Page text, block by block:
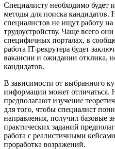
Специалисту необходимо будет
методы для поиска кандидатов.
специалистов не ищут работу
трудоустройству. Чаще всего
специфичных порталах, в
работа IT-рекрутера будет
вакансии и ожидании отклика,
кандидатов.
В зависимости от выбранного
информации может отличаться.
предполагают изучение
для того, чтобы специалист
направления, получил базовые
практических заданий
работа с реалистичными
проработка возражений.